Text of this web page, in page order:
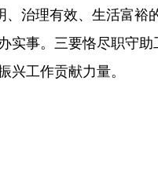
治理有效、生活富裕
实事。三要恪尽职守助
工作贡献力量。